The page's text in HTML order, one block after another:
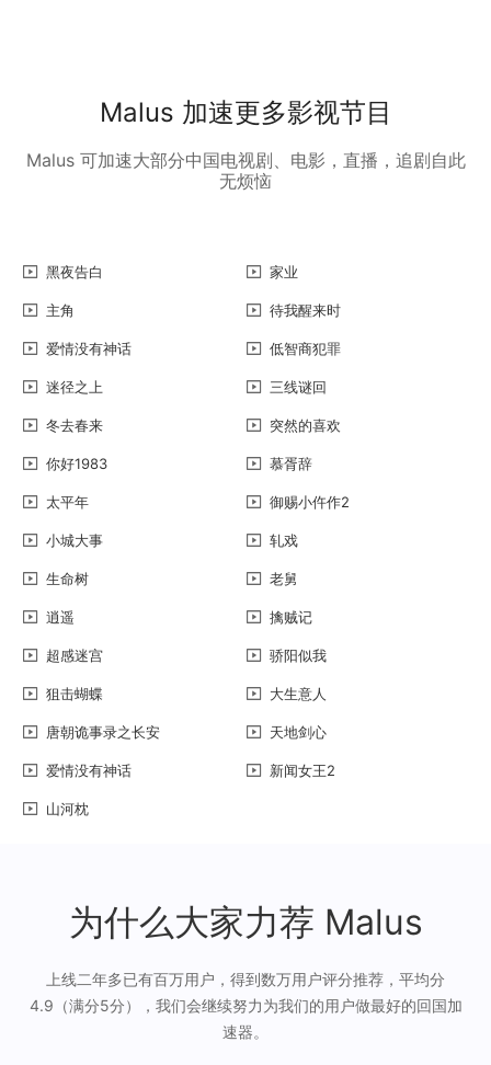
Malus 加速更多影视节目
Malus 可加速大部分中国电视剧、电影，直播，追剧自此
无烦恼
黑夜告白 家业
主角 待我醒来时
爱情没有神话 低智商犯罪
迷径之上 三线谜回
冬去春来 突然的喜欢
你好1983 慕胥辞
太平年 御赐小仵作2
小城大事 轧戏
生命树 老舅
逍遥 擒贼记
超感迷宫 骄阳似我
狙击蝴蝶 大生意人
唐朝诡事录之长安 天地剑心
爱情没有神话 新闻女王2
山河枕
为什么大家力荐 Malus
上线二年多已有百万用户，得到数万用户评分推荐，平均分
4.9（满分5分），我们会继续努力为我们的用户做最好的回国加
速器。